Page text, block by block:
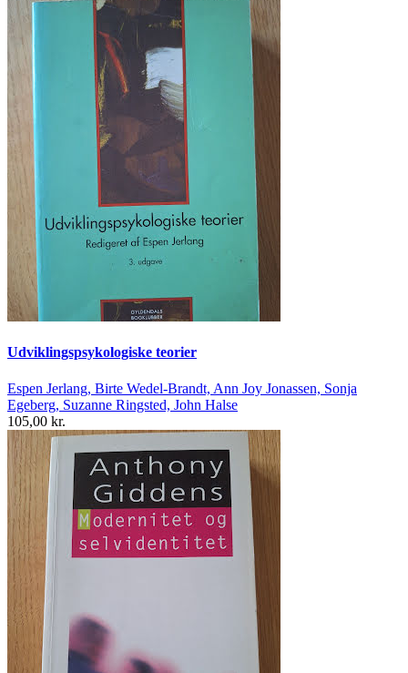
Udviklingspsykologiske teorier
Espen Jerlang, Birte Wedel-Brandt, Ann Joy Jonassen, Sonja
Egeberg, Suzanne Ringsted, John Halse
105,00 kr.